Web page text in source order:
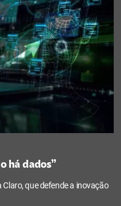
há dados”
que defende a inovação